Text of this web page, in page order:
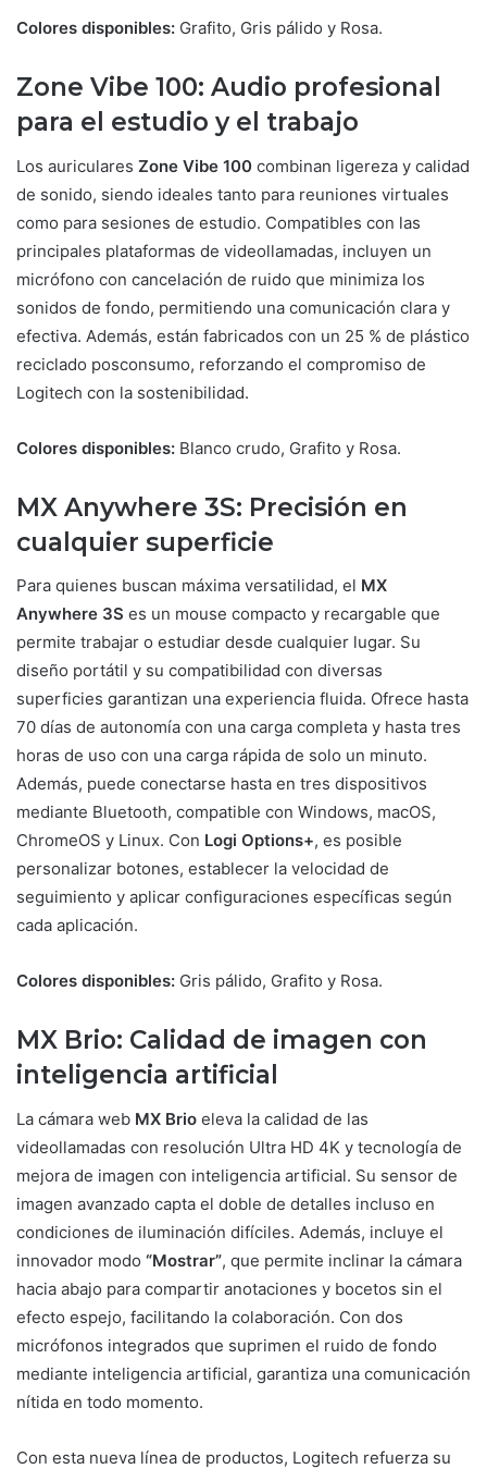
Colores disponibles: Grafito, Gris pálido y Rosa.
Zone Vibe 100: Audio profesional
para el estudio y el trabajo
Los auriculares Zone Vibe 100 combinan ligereza y calidad
de sonido, siendo ideales tanto para reuniones virtuales
como para sesiones de estudio. Compatibles con las
principales plataformas de videollamadas, incluyen un
micrófono con cancelación de ruido que minimiza los
sonidos de fondo, permitiendo una comunicación clara y
efectiva. Además, están fabricados con un 25 % de plástico
reciclado posconsumo, reforzando el compromiso de
Logitech con la sostenibilidad.
Colores disponibles: Blanco crudo, Grafito y Rosa.
MX Anywhere 3S: Precisión en
cualquier superficie
Para quienes buscan máxima versatilidad, el MX
Anywhere 3S es un mouse compacto y recargable que
permite trabajar o estudiar desde cualquier lugar. Su
diseño portátil y su compatibilidad con diversas
superficies garantizan una experiencia fluida. Ofrece hasta
70 días de autonomía con una carga completa y hasta tres
horas de uso con una carga rápida de solo un minuto.
Además, puede conectarse hasta en tres dispositivos
mediante Bluetooth, compatible con Windows, macOS,
ChromeOS y Linux. Con Logi Options+, es posible
personalizar botones, establecer la velocidad de
seguimiento y aplicar configuraciones específicas según
cada aplicación.
Colores disponibles: Gris pálido, Grafito y Rosa.
MX Brio: Calidad de imagen con
inteligencia artificial
La cámara web MX Brio eleva la calidad de las
videollamadas con resolución Ultra HD 4K y tecnología de
mejora de imagen con inteligencia artificial. Su sensor de
imagen avanzado capta el doble de detalles incluso en
condiciones de iluminación difíciles. Además, incluye el
innovador modo “Mostrar”, que permite inclinar la cámara
hacia abajo para compartir anotaciones y bocetos sin el
efecto espejo, facilitando la colaboración. Con dos
micrófonos integrados que suprimen el ruido de fondo
mediante inteligencia artificial, garantiza una comunicación
nítida en todo momento.
Con esta nueva línea de productos, Logitech refuerza su